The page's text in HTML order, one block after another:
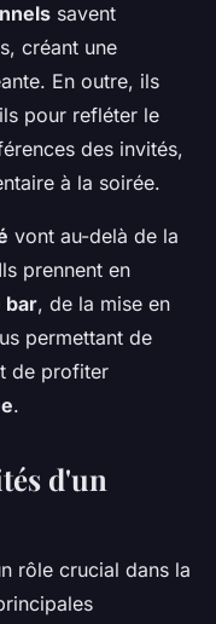
savent
créant une
En outre, ils
pour refléter le
des invités,
à la soirée.
vont au-delà de la
prennent en
bar, de la mise en
permettant de
de profiter
.
d'un
rôle crucial dans la